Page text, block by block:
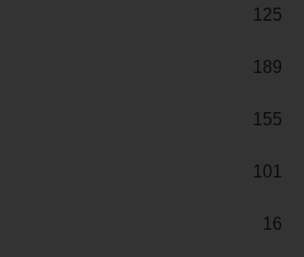
125
189
155
101
16